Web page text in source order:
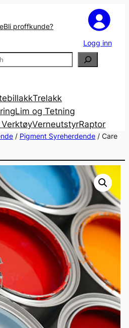
Bli proffkunde?
Logg inn
Trelakk
Lim og Tetning
VerneutstyrRaptor
/ Pigment Syreherdende/ Care